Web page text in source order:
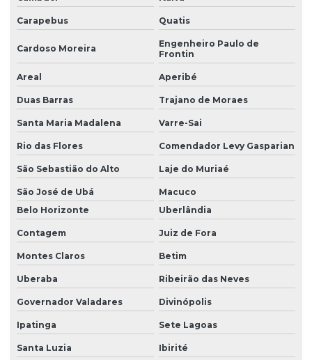
Carapebus Quatis
Cardoso Moreira
Engenheiro Paulo de
Frontin
Areal Aperibé
Duas Barras Trajano de Moraes
Santa Maria Madalena Varre-Sai
Rio das Flores Comendador Levy Gasparian
São Sebastião do Alto Laje do Muriaé
São José de Ubá
Macuco
Belo Horizonte
Uberlândia
Contagem Juiz de Fora
Montes Claros Betim
Uberaba Ribeirão das Neves
Governador Valadares Divinópolis
Ipatinga Sete Lagoas
Santa Luzia Ibirité